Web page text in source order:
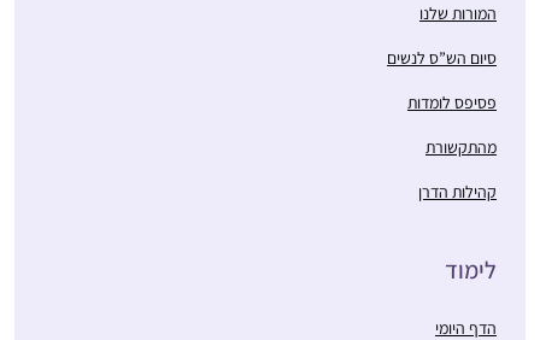
המורות שלנו
סיום הש”ס לנשים
פסיפס לומדות
מהתקשורת
קהילות הדרן
לימוד
הדף היומי